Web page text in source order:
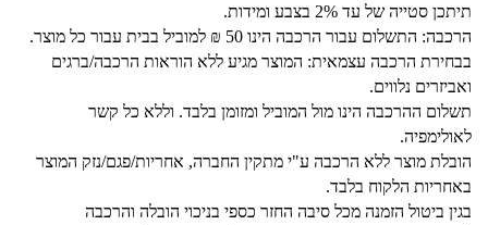
תיתכן סטייה של עד 2% בצבע ומידות.
הרכבה: התשלום עבור הרכבה הינו 50 ₪ למוביל בבית עבור כל מוצר.
בבחירת הרכבה עצמאית: המוצר מגיע ללא הוראות הרכבה/ברגים
ואביזרים נלווים.
תשלום ההרכבה הינו מול המוביל ומזומן בלבד. וללא כל קשר
לאולימפיה.
הובלת מוצר ללא הרכבה ע"י מתקין החברה, אחריות/פגם/נזק המוצר
באחריות הלקוח בלבד.
בגין ביטול הזמנה מכל סיבה החזר כספי בניכוי הובלה והרכבה